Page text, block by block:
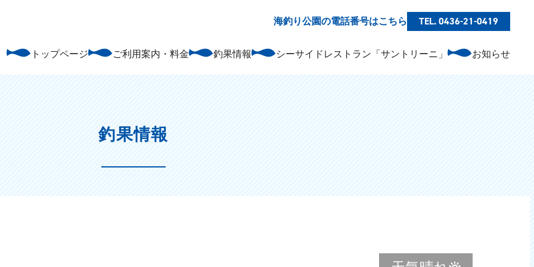
海釣り公園の電話番号はこちら TEL. 0436-21-0419
トップページ ご利用案内・料金 釣果情報 シーサイドレストラン「サントリーニ」 お知らせ
釣果情報